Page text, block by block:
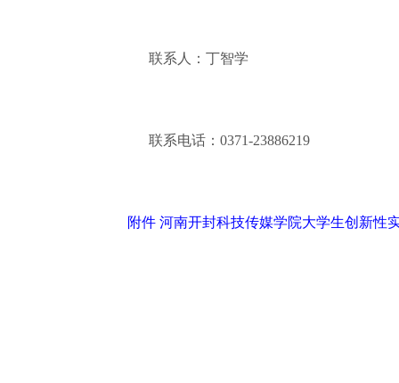
联系人：丁智学
联系电话：0371-23886219
附件 河南开封科技传媒学院大学生创新性